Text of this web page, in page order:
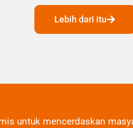
Lebih dari itu
untuk mencerdaskan